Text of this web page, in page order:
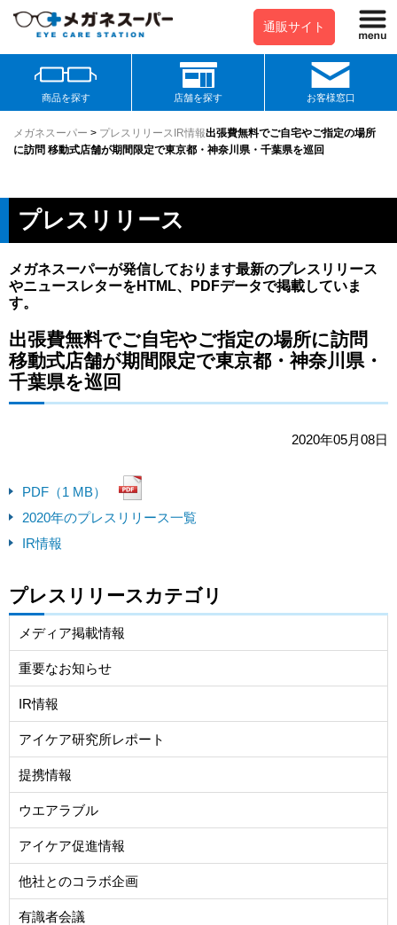
通販サイト
商品を探す 店舗を探す お客様窓口
メガネスーパー > プレスリリース IR情報出張費無料でご自宅やご指定の場所
に訪問 移動式店舗が期間限定で東京都・神奈川県・千葉県を巡回
プレスリリース
メガネスーパーが発信しております最新のプレスリリース
やニュースレターをHTML、PDFデータで掲載していま
す。
出張費無料でご自宅やご指定の場所に訪問
移動式店舗が期間限定で東京都・神奈川県・
千葉県を巡回
2020年05月08日
PDF（1 MB）
2020年のプレスリリース一覧
IR情報
プレスリリースカテゴリ
メディア掲載情報
重要なお知らせ
IR情報
アイケア研究所レポート
提携情報
ウエアラブル
アイケア促進情報
他社とのコラボ企画
有識者会議